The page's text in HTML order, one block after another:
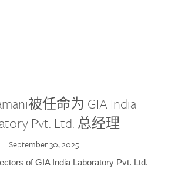
被任命为 GIA India
Pvt. Ltd. 总经理
September 30, 2025
of GIA India Laboratory Pvt. Ltd.